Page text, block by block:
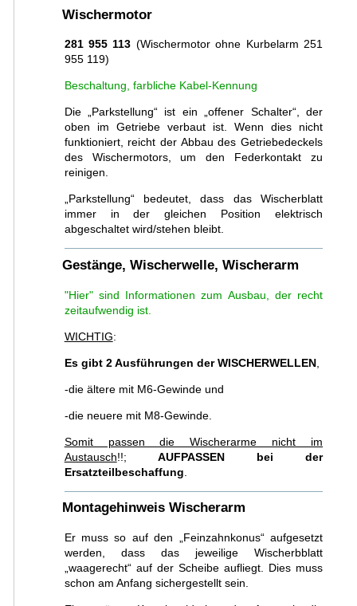
Wischermotor
281 955 113 (Wischermotor ohne Kurbelarm 251
955 119)
Beschaltung, farbliche Kabel-Kennung
Die „Parkstellung“ ist ein „offener Schalter“, der
oben im Getriebe verbaut ist. Wenn dies nicht
funktioniert, reicht der Abbau des Getriebedeckels
des Wischermotors, um den Federkontakt zu
reinigen.
„Parkstellung“ bedeutet, dass das Wischerblatt
immer in der gleichen Position elektrisch
abgeschaltet wird/stehen bleibt.
Gestänge, Wischerwelle, Wischerarm
"Hier" sind Informationen zum Ausbau, der recht
zeitaufwendig ist.
WICHTIG:
Es gibt 2 Ausführungen der WISCHERWELLEN,
-die ältere mit M6-Gewinde und
-die neuere mit M8-Gewinde.
Somit passen die Wischerarme nicht im
Austausch!!;AUFPASSEN bei der
Ersatzteilbeschaffung
Montagehinweis Wischerarm
Er muss so auf den „Feinzahnkonus“ aufgesetzt
werden, dass das jeweilige Wischerbblatt
„waagerecht“ auf der Scheibe aufliegt. Dies muss
schon am Anfang sichergestellt sein.